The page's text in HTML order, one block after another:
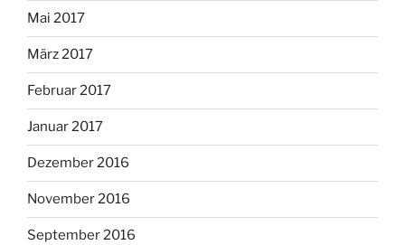
Mai 2017
März 2017
Februar 2017
Januar 2017
Dezember 2016
November 2016
September 2016